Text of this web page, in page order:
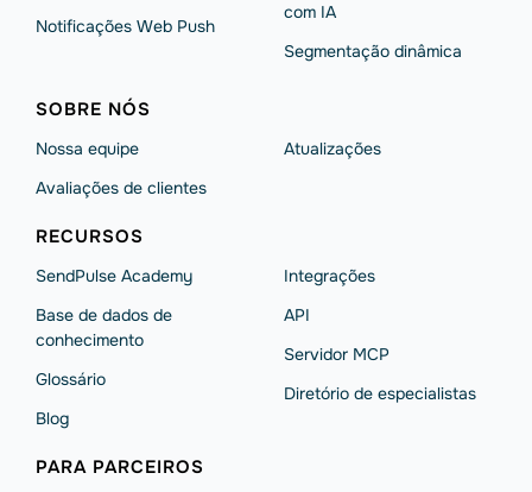
Notificações Web Push
com IA
Segmentação dinâmica
SOBRE NÓS
Nossa equipe
Avaliações de clientes
Atualizações
RECURSOS
SendPulse Academy
Base de dados de
conhecimento
Glossário
Blog
Integrações
API
Servidor MCP
Diretório de especialistas
PARA PARCEIROS